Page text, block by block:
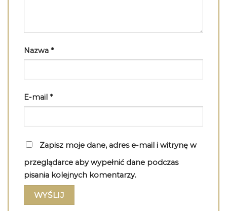
Nazwa *
E-mail *
Zapisz moje dane, adres e-mail i witrynę w
przeglądarce aby wypełnić dane podczas
pisania kolejnych komentarzy.